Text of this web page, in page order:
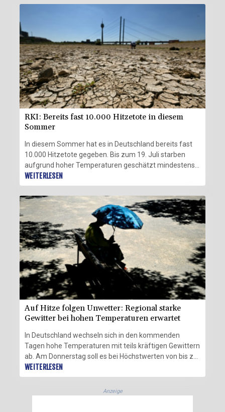
Kontrolle, teilte Landwirtschaftsminister Ibrahim
Yumakli mit. 69 der Brände seien "außerhalb von
Waldgebieten" ausgebrochen, erklärte der Minister in
der Koordinierungszentrale für Waldbrände in der
Hauptstadt Ankara.
RKI: Bereits fast 10.000 Hitzetote in diesem
Sommer
In diesem Sommer hat es in Deutschland bereits fast
10.000 Hitzetote gegeben. Bis zum 19. Juli starben
aufgrund hoher Temperaturen geschätzt mindestens
9800 Menschen, wie aus dem am Donnerstag in Berlin
veröffentlichten Wochenbericht des Robert-Koch-
Instituts (RKI) hervorgeht. Das sei die höchste Zahl an
Hitzetoten seit dem Jahr 2016. Der bisher höchste Wert
lag zuletzt im Jahr 2018 bei geschätzt 8900
hitzebedingten Sterbefällen.
WEITERLESEN
Auf Hitze folgen Unwetter: Regional starke
Gewitter bei hohen Temperaturen erwartet
In Deutschland wechseln sich in den kommenden
Tagen hohe Temperaturen mit teils kräftigen Gewittern
ab. Am Donnerstag soll es bei Höchstwerten von bis zu
39 Grad Celsius vor allem in der Südosthälfte des
Landes heiter und sonnig werden, wie der Deutsche
Wetterdienst (DWD) am Mittwoch in Offenbach
WEITERLESEN
Anzeige